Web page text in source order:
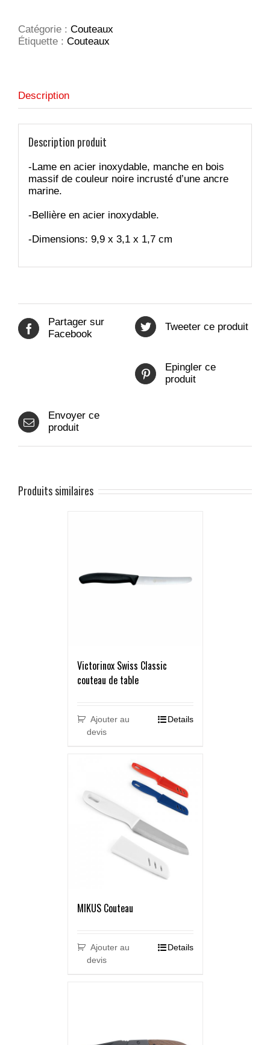
Catégorie : Couteaux
Étiquette : Couteaux
Description
Description produit
-Lame en acier inoxydable, manche en bois
massif de couleur noire incrusté d’une ancre
marine.
-Bellière en acier inoxydable.
-Dimensions: 9,9 x 3,1 x 1,7 cm
Partager sur
Facebook
Tweeter ce produit
Epingler ce
produit
Envoyer ce
produit
Produits similaires
Victorinox Swiss Classic
couteau de table
Ajouter au
devis
Details
MIKUS Couteau
Ajouter au
devis
Details